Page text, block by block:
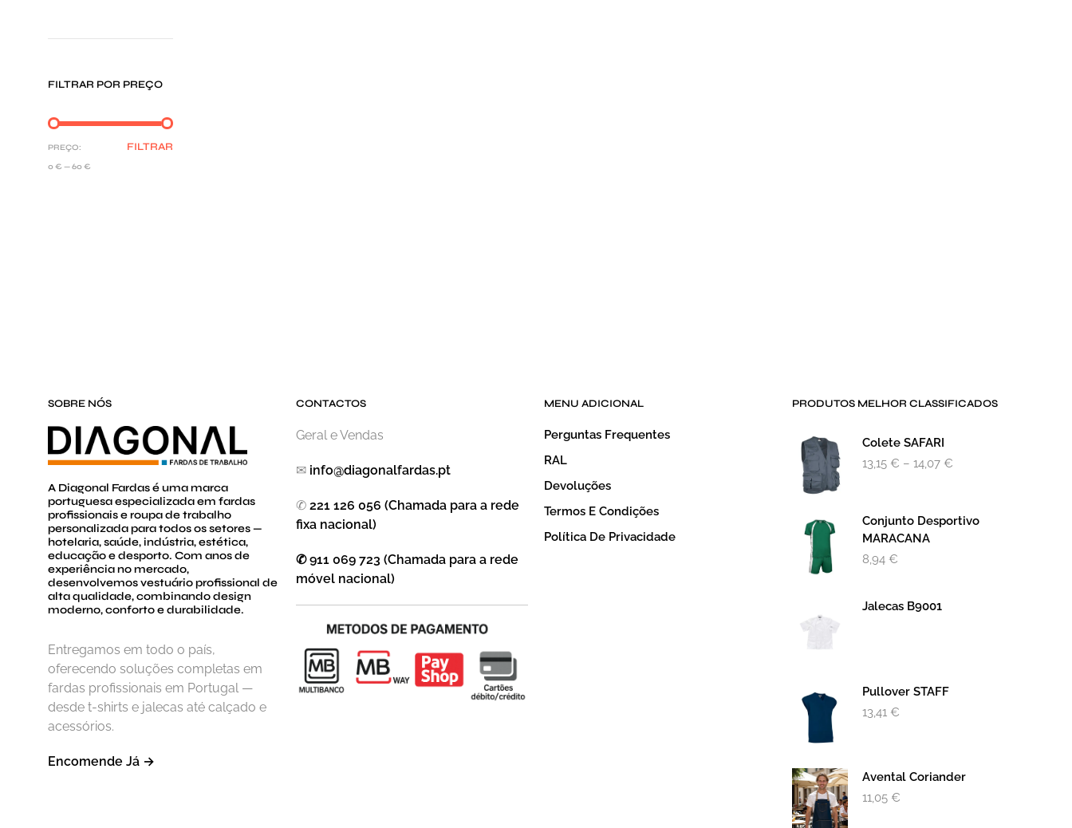
FILTRAR POR PREÇO
FILTRAR
PREÇO:
0 € —60 €
SOBRE NÓS
A Diagonal Fardas é uma marca
portuguesa especializada em fardas
profissionais e roupa de trabalho
personalizada para todos os setores —
hotelaria, saúde, indústria, estética,
educação e desporto. Com anos de
experiência no mercado,
desenvolvemos vestuário profissional de
alta qualidade, combinando design
moderno, conforto e durabilidade.
Entregamos em todo o país,
oferecendo soluções completas em
fardas profissionais em Portugal —
desde t-shirts e jalecas até calçado e
acessórios.
Encomende Já →
CONTACTOS
Geral e Vendas
✉ info@diagonalfardas.pt
✆ 221 126 056 (Chamada para a rede
fixa nacional)
✆ 911 069 723 (Chamada para a rede
móvel nacional)
MENU ADICIONAL
Perguntas Frequentes
RAL
Devoluções
Termos E Condições
Política De Privacidade
PRODUTOS MELHOR CLASSIFICADOS
Colete SAFARI
13,15 € – 14,07 €
Conjunto Desportivo
MARACANA
8,94 €
Jalecas B9001
Pullover STAFF
13,41 €
Avental Coriander
11,05 €